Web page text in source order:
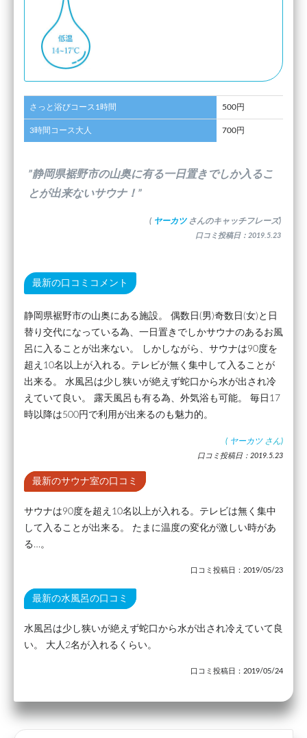
さっと浴びコース1時間 500円
3時間コース大人 700円
”静岡県裾野市の山奥に有る一日置きでしか入るこ
とが出来ないサウナ！”
( ヤーカツ さんのキャッチフレーズ)
口コミ投稿日：2019.5.23
最新の口コミコメント
静岡県裾野市の山奥にある施設。 偶数日(男)奇数日(女)と日
替り交代になっている為、一日置きでしかサウナのあるお風
呂に入ることが出来ない。 しかしながら、サウナは90度を
超え10名以上が入れる。テレビが無く集中して入ることが
出来る。 水風呂は少し狭いが絶えず蛇口から水が出され冷
えていて良い。 露天風呂も有る為、外気浴も可能。 毎日17
時以降は500円で利用が出来るのも魅力的。
( ヤーカツ さん)
口コミ投稿日：2019.5.23
最新のサウナ室の口コミ
サウナは90度を超え10名以上が入れる。テレビは無く集中
して入ることが出来る。 たまに温度の変化が激しい時があ
る…。
口コミ投稿日：2019/05/23
最新の水風呂の口コミ
水風呂は少し狭いが絶えず蛇口から水が出され冷えていて良
い。 大人2名が入れるくらい。
口コミ投稿日：2019/05/24